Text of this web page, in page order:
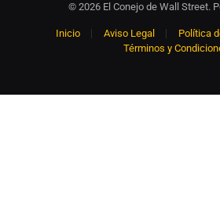
© 2026 El Conejo de Wall Street.
Inicio Aviso Legal
Política
Términos y